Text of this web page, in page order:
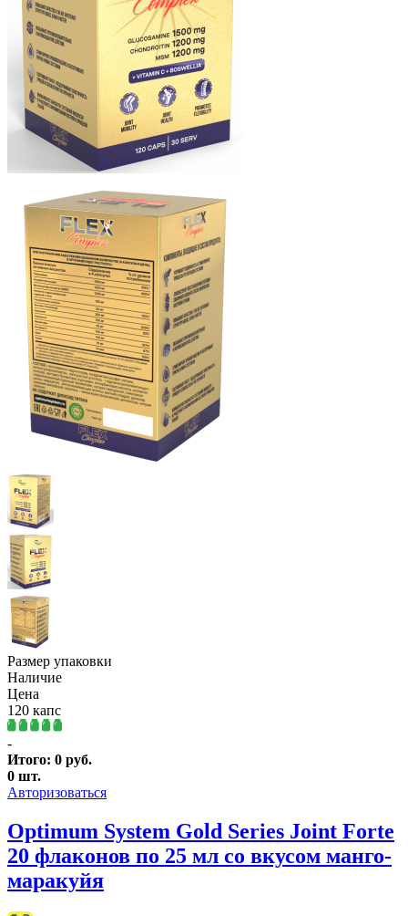
Размер упаковки
Наличие
Цена
120 капс
-
Итого: 0 руб.
0 шт.
Авторизоваться
Optimum System Gold Series Joint Forte
20 флаконов по 25 мл со вкусом манго-
маракуйя